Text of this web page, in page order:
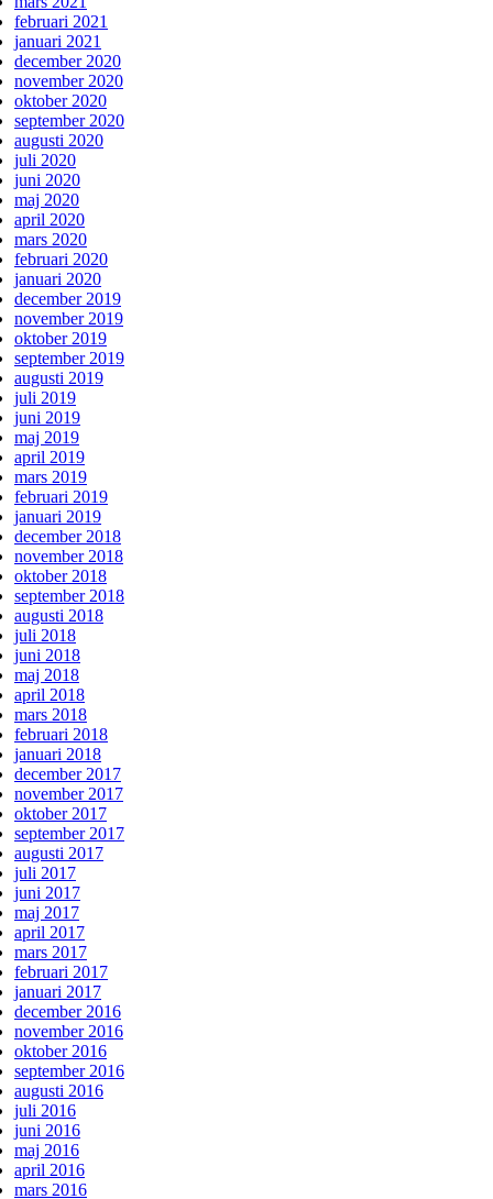
februari 2021
januari 2021
december 2020
november 2020
oktober 2020
september 2020
augusti 2020
juli 2020
juni 2020
maj 2020
april 2020
mars 2020
februari 2020
januari 2020
december 2019
november 2019
oktober 2019
september 2019
augusti 2019
juli 2019
juni 2019
maj 2019
april 2019
mars 2019
februari 2019
januari 2019
december 2018
november 2018
oktober 2018
september 2018
augusti 2018
juli 2018
juni 2018
maj 2018
april 2018
mars 2018
februari 2018
januari 2018
december 2017
november 2017
oktober 2017
september 2017
augusti 2017
juli 2017
juni 2017
maj 2017
april 2017
mars 2017
februari 2017
januari 2017
december 2016
november 2016
oktober 2016
september 2016
augusti 2016
juli 2016
juni 2016
maj 2016
april 2016
mars 2016